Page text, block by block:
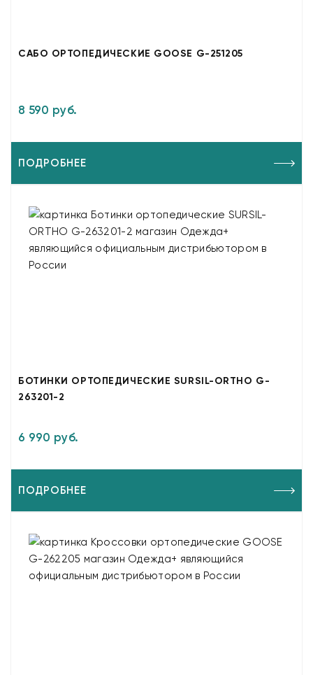
САБО ОРТОПЕДИЧЕСКИЕ GOOSE G-251205
8 590 руб.
ПОДРОБНЕЕ
БОТИНКИ ОРТОПЕДИЧЕСКИЕ SURSIL-ORTHO G-
263201-2
6 990 руб.
ПОДРОБНЕЕ